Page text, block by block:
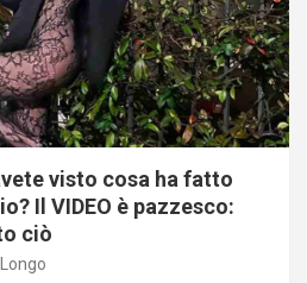
visto cosa ha fatto
Il VIDEO è pazzesco:
ciò